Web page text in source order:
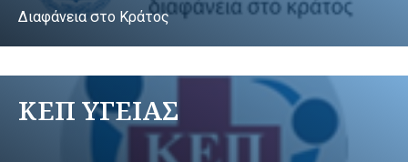
Διαφάνεια στο Κράτος
ΚΕΠ ΥΓΕΙΑΣ